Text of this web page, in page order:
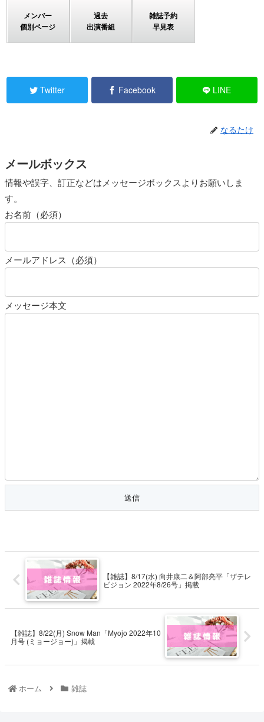
メンバー
個別ページ
過去
出演番組
雑誌予約
早見表
Twitter Facebook LINE
なるたけ
メールボックス
情報や誤字、訂正などはメッセージボックスよりお願いしま
す。
お名前（必須）
メールアドレス（必須）
メッセージ本文
【雑誌】8/17(水) 向井康二＆阿部亮平「ザテレ
ビジョン 2022年8/26号」掲載
【雑誌】8/22(月) Snow Man「Myojo 2022年10
月号 (ミョージョー)」掲載
ホーム 雑誌